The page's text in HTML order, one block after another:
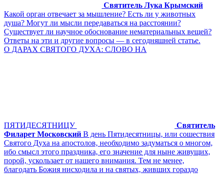
Святитель Лука Крымский
Какой орган отвечает за мышление? Есть ли у животных
душа? Могут ли мысли передаваться на расстоянии?
Существует ли научное обоснование нематериальных вещей?
Ответы на эти и другие вопросы — в сегодняшней статье.
О ДАРАХ СВЯТОГО ДУХА: СЛОВО НА
ПЯТИДЕСЯТНИЦУ
Святитель
Филарет Московский В день Пятидесятницы, или сошествия
Святого Духа на апостолов, необходимо задуматься о многом,
ибо смысл этого праздника, его значение для ныне живущих,
порой, ускользает от нашего внимания. Тем не менее,
благодать Божия нисходила и на святых, живших гораздо